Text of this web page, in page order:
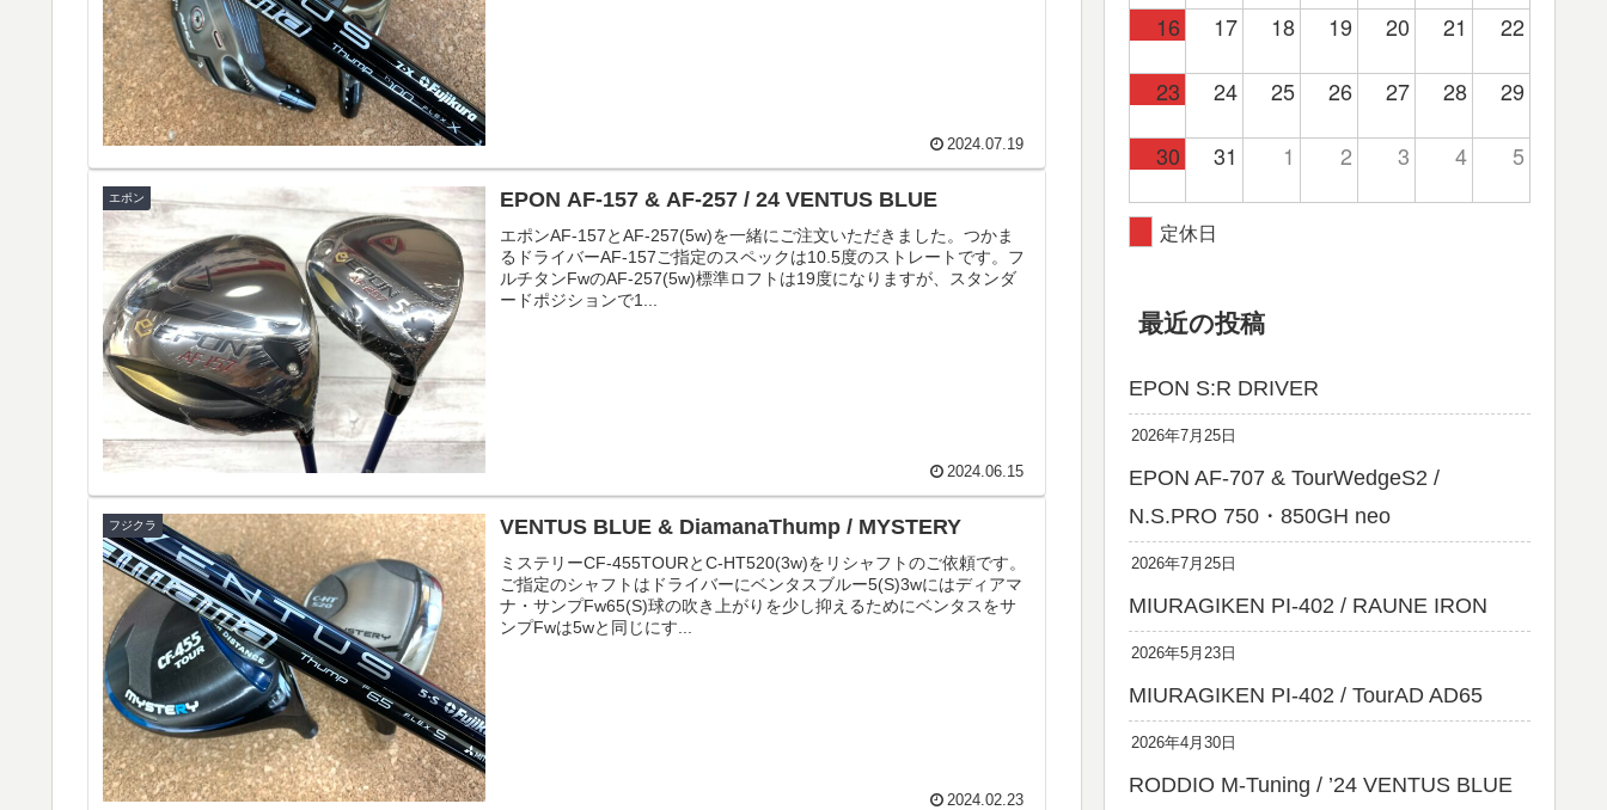
2024.07.19
エポン EPON AF-157 & AF-257 / 24 VENTUS BLUE
エポンAF-157とAF-257(5w)を一緒にご注文いただきました。つかま
るドライバーAF-157ご指定のスペックは10.5度のストレートです。フ
ルチタンFwのAF-257(5w)標準ロフトは19度になりますが、スタンダ
ードポジションで1...
2024.06.15
フジクラ VENTUS BLUE & DiamanaThump / MYSTERY
ミステリーCF-455TOURとC-HT520(3w)をリシャフトのご依頼です。
ご指定のシャフトはドライバーにベンタスブルー5(S)3wにはディアマ
ナ・サンプFw65(S)球の吹き上がりを少し抑えるためにベンタスをサ
ンプFwは5wと同じにす...
2024.02.23
16 17 18 19 20 21 22
23 24 25 26 27 28 29
30 31 1 2 3 4 5
定休日
最近の投稿
EPON S:R DRIVER
2026年7月25日
EPON AF-707 & TourWedgeS2 /
N.S.PRO 750・850GH neo
2026年7月25日
MIURAGIKEN PI-402 / RAUNE IRON
2026年5月23日
MIURAGIKEN PI-402 / TourAD AD65
2026年4月30日
RODDIO M-Tuning / ’24 VENTUS BLUE